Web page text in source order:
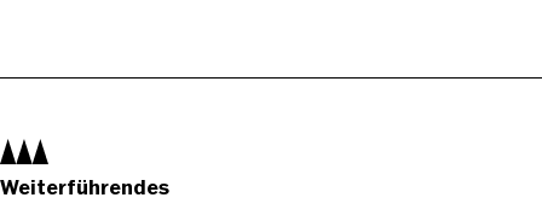
Navigation:
Weiterführendes